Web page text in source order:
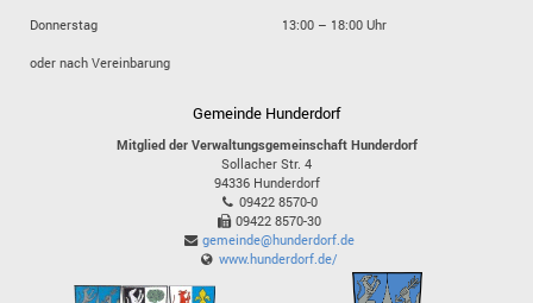
Donnerstag
13:00 – 18:00 Uhr
oder nach Vereinbarung
Gemeinde Hunderdorf
Mitglied der Verwaltungsgemeinschaft Hunderdorf
Sollacher Str. 4
94336 Hunderdorf
09422 8570-0
09422 8570-30
gemeinde@hunderdorf.de
www.hunderdorf.de/